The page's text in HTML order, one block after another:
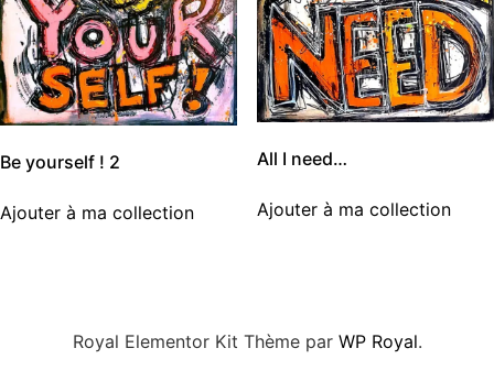
Be yourself ! 2
Ajouter à ma collection
All I need…
Ajouter à ma collection
Royal Elementor Kit Thème par WP Royal.